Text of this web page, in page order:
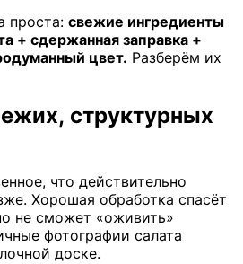
проста: свежие ингредиенты
+ сдержанная заправка +
цвет. Разберём их
структурных
что действительно
Хорошая обработка спасёт
не сможет «оживить»
фотографии салата
доске.